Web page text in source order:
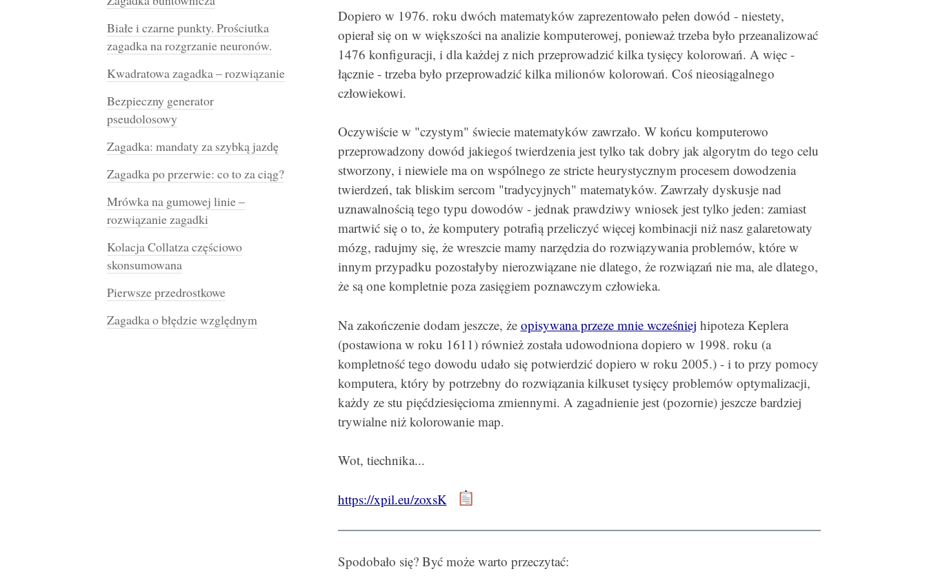
Dopiero w 1976. roku dwóch matematyków zaprezentowało pełen dowód - niestety,
opierał się on w większości na analizie komputerowej, ponieważ trzeba było przeanalizować
1476 konfiguracji, i dla każdej z nich przeprowadzić kilka tysięcy kolorowań. A więc -
łącznie - trzeba było przeprowadzić kilka milionów kolorowań. Coś nieosiągalnego
człowiekowi.
Oczywiście w "czystym" świecie matematyków zawrzało. W końcu komputerowo
przeprowadzony dowód jakiegoś twierdzenia jest tylko tak dobry jak algorytm do tego celu
stworzony, i niewiele ma on wspólnego ze stricte heurystycznym procesem dowodzenia
twierdzeń, tak bliskim sercom "tradycyjnych" matematyków. Zawrzały dyskusje nad
uznawalnością tego typu dowodów - jednak prawdziwy wniosek jest tylko jeden: zamiast
martwić się o to, że komputery potrafią przeliczyć więcej kombinacji niż nasz galaretowaty
mózg, radujmy się, że wreszcie mamy narzędzia do rozwiązywania problemów, które w
innym przypadku pozostałyby nierozwiązane nie dlatego, że rozwiązań nie ma, ale dlatego,
że są one kompletnie poza zasięgiem poznawczym człowieka.
Na zakończenie dodam jeszcze, że opisywana przeze mnie wcześniej hipoteza Keplera
(postawiona w roku 1611) również została udowodniona dopiero w 1998. roku (a
kompletność tego dowodu udało się potwierdzić dopiero w roku 2005.) - i to przy pomocy
komputera, który by potrzebny do rozwiązania kilkuset tysięcy problemów optymalizacji,
każdy ze stu pięćdziesięcioma zmiennymi. A zagadnienie jest (pozornie) jeszcze bardziej
trywialne niż kolorowanie map.
Wot, tiechnika...
https://xpil.eu/zoxsK
Spodobało się? Być może warto przeczytać:
Białe i czarne punkty. Prościutka
zagadka na rozgrzanie neuronów.
Kwadratowa zagadka – rozwiązanie
Bezpieczny generator
pseudolosowy
Zagadka: mandaty za szybką jazdę
Zagadka po przerwie: co to za ciąg?
Mrówka na gumowej linie –
rozwiązanie zagadki
Kolacja Collatza częściowo
skonsumowana
Pierwsze przedrostkowe
Zagadka o błędzie względnym